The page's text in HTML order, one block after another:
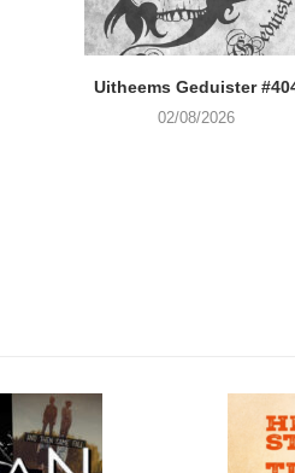
Uitheems Geduister
02/08/2026